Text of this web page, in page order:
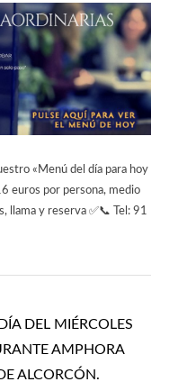
«Menú del día para hoy
euros por persona, medio
llama y reserva ✅📞 Tel: 91
DEL MIÉRCOLES
AMPHORA
ALCORCÓN.